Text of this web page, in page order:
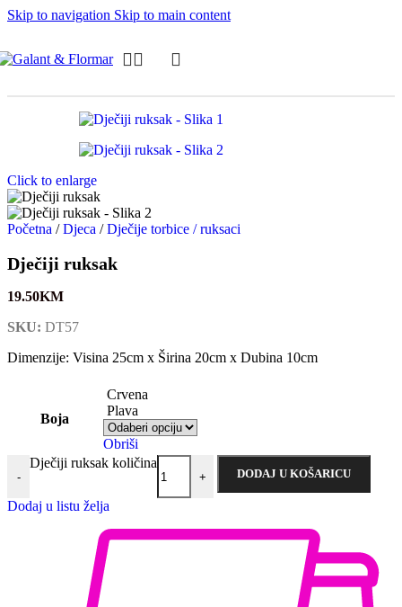
Skip to navigation Skip to main content
Click to enlarge
Početna / Djeca / Dječije torbice / ruksaci
Dječiji ruksak
19.50KM
SKU: DT57
Dimenzije: Visina 25cm x Širina 20cm x Dubina 10cm
Boja
Crvena
Plava
Obriši
-
Dječiji ruksak količina
+ DODAJ U KOŠARICU
Dodaj u listu želja